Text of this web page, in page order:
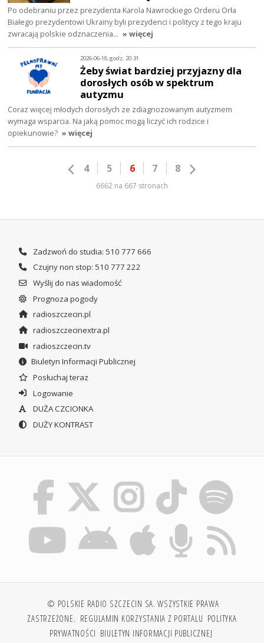
Po odebraniu przez prezydenta Karola Nawrockiego Orderu Orła
Białego prezydentowi Ukrainy byli prezydenci i politycy z tego kraju
zwracają polskie odznaczenia… » więcej
2026-06-18, godz. 20:31
Żeby świat bardziej przyjazny dla
dorosłych osób w spektrum
autyzmu
Coraz więcej młodych dorosłych ze zdiagnozowanym autyzmem
wymaga wsparcia. Na jaką pomoc mogą liczyć ich rodzice i
opiekunowie? » więcej
4 5 6 7 8
6662 na 667 stronach
Zadzwoń do studia: 510 777 666
Czujny non stop: 510 777 222
Wyślij do nas wiadomość
Prognoza pogody
radioszczecin.pl
radioszczecinextra.pl
radioszczecin.tv
Biuletyn Informacji Publicznej
Posłuchaj teraz
Logowanie
DUŻA CZCIONKA
DUŻY KONTRAST
© POLSKIE RADIO SZCZECIN SA. WSZYSTKIE PRAWA
ZASTRZEŻONE. REGULAMIN KORZYSTANIA Z PORTALU POLITYKA
PRYWATNOŚCI BIULETYN INFORMACJI PUBLICZNEJ